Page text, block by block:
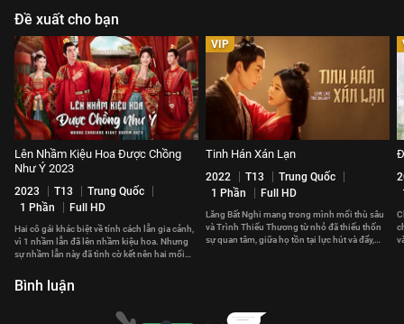
Đề xuất cho bạn
Lên Nhầm Kiệu Hoa Được Chồng
Như Ý 2023
2023 T13
Trung Quốc
1 Phần
Full HD
Hai cô gái khác biệt về tính cách lẫn gia cảnh,
vì 1 nhầm lẫn đã lên nhầm kiệu hoa. Nhưng
sự nhầm lẫn này đã tình cờ kết nên hai mối
VIP
Tinh Hán Xán Lạn
2022 T13
Trung Quốc
1 Phần
Full HD
Lăng Bất Nghi mang trong mình mối thù sâu
và Trình Thiếu Thương từ nhỏ đã thiếu thốn
sự quan tâm, giữa họ tồn tại lực hút và đẩy,
Bình luận